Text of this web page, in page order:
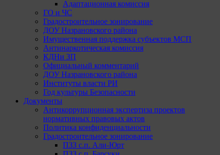
Адаптационная комиссия
ГО и ЧС
Градостроительное зонирование
ДОУ Назрановского района
Имущественная поддержка субъектов МСП
Антинаркотическая комиссия
КДНи ЗП
Официальный комментарий
ДОУ Назрановского района
Институты власти РИ
Год культуры Безопасности
Документы
Антикоррупционная экспертиза проектов
нормативных правовых актов
Политика конфиденциальности
Градостроительное зонирование
ПЗЗ с.п. Али-Юрт